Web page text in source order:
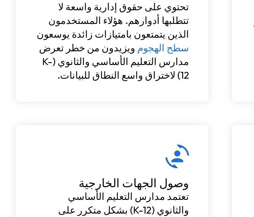
تحتوي على حقوق إدارية واسعة لا
تتطلبها أدوارهم. هؤلاء المستخدمون
الذين يتمتعون بامتيازات زائدة يوسعون
سطح الهجوم ويزيدون من خطر تعرض
مدارس التعليم الأساسي والثانوي (K-
12) لاختراق واسع النطاق للبيانات.
وصول الجهات الخارجية
تعتمد مدارس التعليم الأساسي
والثانوي (K-12) بشكل متكرر على